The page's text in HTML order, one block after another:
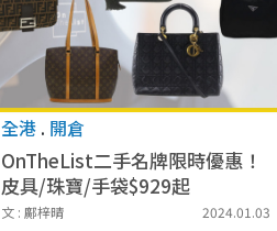
全港 . 開倉
OnTheList二手名牌限時優惠！
皮具/珠寶/手袋$929起
文 : 鄺梓晴 2024.01.03